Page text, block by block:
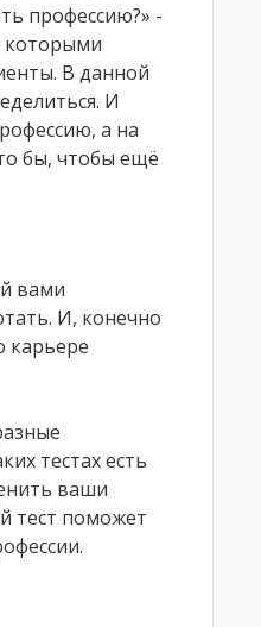
профессию?» -
которыми
В данной
И
а на
бы, чтобы ещё
вами
И, конечно
карьере
тестах есть
ваши
тест поможет